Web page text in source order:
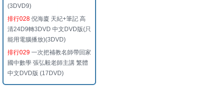
(3DVD9)
排行028 倪海廈 天紀+筆記 高
清24D9轉3DVD 中文DVD版(只
能用電腦播放)(3DVD)
排行029 一次把補教名師帶回家
國中數學 張弘毅老師主講 繁體
中文DVD版 (17DVD)